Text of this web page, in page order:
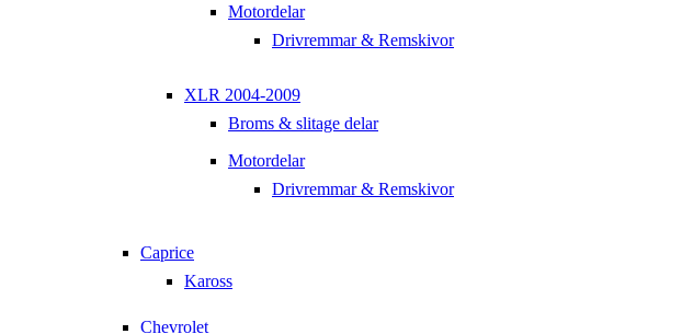
Motordelar
Drivremmar & Remskivor
XLR 2004-2009
Broms & slitage delar
Motordelar
Drivremmar & Remskivor
Caprice
Kaross
Chevrolet